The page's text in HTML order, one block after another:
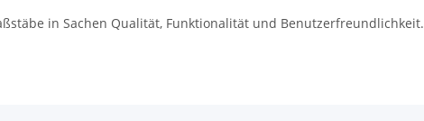
in Sachen Qualität, Funktionalität und Benutzerfreundlichkeit.